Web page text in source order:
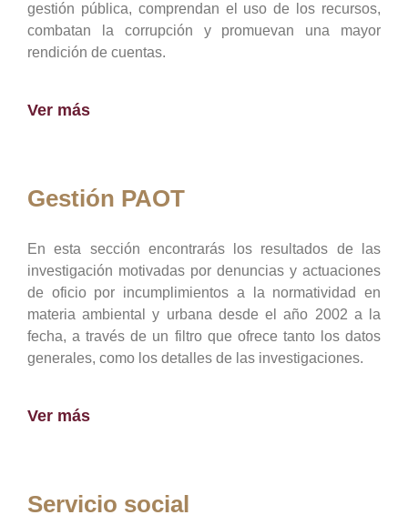
gestión pública, comprendan el uso de los recursos,
combatan la corrupción y promuevan una mayor
rendición de cuentas.
Ver más
Gestión PAOT
En esta sección encontrarás los resultados de las
investigación motivadas por denuncias y actuaciones
de oficio por incumplimientos a la normatividad en
materia ambiental y urbana desde el año 2002 a la
fecha, a través de un filtro que ofrece tanto los datos
generales, como los detalles de las investigaciones.
Ver más
Servicio social